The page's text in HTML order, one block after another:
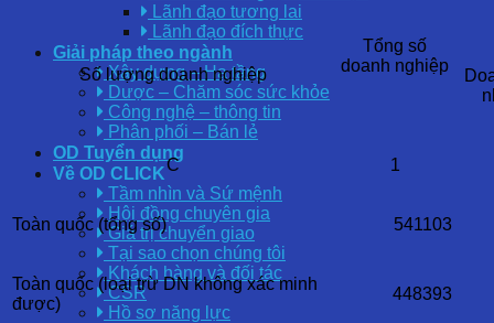
Lãnh đạo tương lai
Lãnh đạo đích thực
Giải pháp theo ngành
Xây dựng – Hạ tầng
Dược – Chăm sóc sức khỏe
Công nghệ – thông tin
Phân phối – Bán lẻ
OD Tuyển dụng
Về OD CLICK
Tầm nhìn và Sứ mệnh
Hội đồng chuyên gia
Giá trị chuyển giao
Tại sao chọn chúng tôi
Khách hàng và đối tác
CSR
Hồ sơ năng lực
Số lượng doanh nghiệp
Tổng số
doanh nghiệp
C 1
Toàn quốc (tổng số) 541103
Toàn quốc (loại trừ DN không xác minh
được)
448393